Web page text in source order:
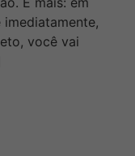
você vai